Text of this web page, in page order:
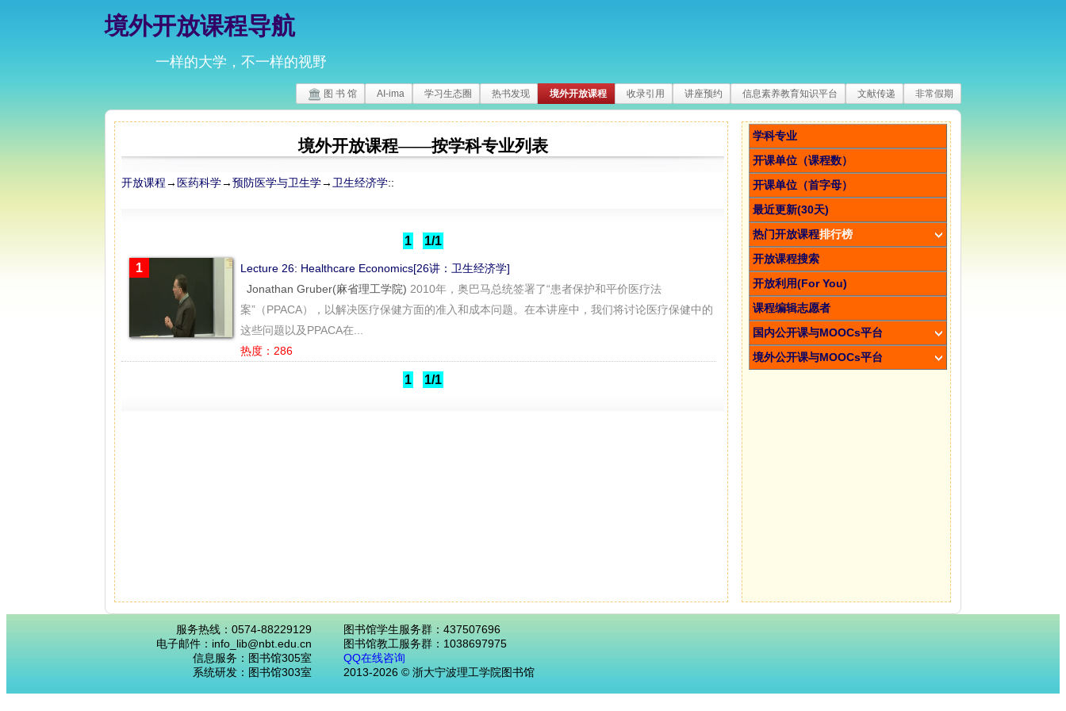
境外开放课程导航
一样的大学，不一样的视野
图 书 馆 AI-ima 学习生态圈 热书发现 境外开放课程 收录引用 讲座预约 信息素养教育知识平台 文献传递 非常假期
境外开放课程——按学科专业列表
开放课程→ 医药科学→预防医学与卫生学→ 卫生经济学::
1
1/1
1
Lecture 26: Healthcare Economics[26讲：卫生经济学]
Jonathan Gruber(麻省理工学院) 2010年，奥巴马总统签署了“患者保护和平价医疗法
案”（PPACA），以解决医疗保健方面的准入和成本问题。在本讲座中，我们将讨论医疗保健中的
这些问题以及PPACA在...
热度：286
1 1/1
学科专业
开课单位（课程数）
开课单位（首字母）
最近更新(30天)
热门开放课程排行榜
开放课程搜索
开放利用(For You)
课程编辑志愿者
国内公开课与MOOCs平台
境外公开课与MOOCs平台
服务热线：0574-88229129
电子邮件：info_lib@nbt.edu.cn
信息服务：图书馆305室
系统研发：图书馆303室
图书馆学生服务群：437507696
图书馆教工服务群：1038697975
QQ在线咨询
2013-2026 © 浙大宁波理工学院图书馆